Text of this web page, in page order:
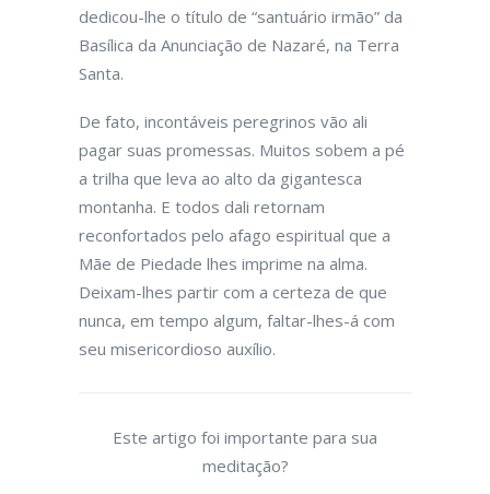
dedicou-lhe o título de “santuário irmão” da
Basílica da Anunciação de Nazaré, na Terra
Santa.
De fato, incontáveis peregrinos vão ali
pagar suas promessas. Muitos sobem a pé
a trilha que leva ao alto da gigantesca
montanha. E todos dali retornam
reconfortados pelo afago espiritual que a
Mãe de Piedade lhes imprime na alma.
Deixam-lhes partir com a certeza de que
nunca, em tempo algum, faltar-lhes-á com
seu misericordioso auxílio.
Este artigo foi importante para sua
meditação?